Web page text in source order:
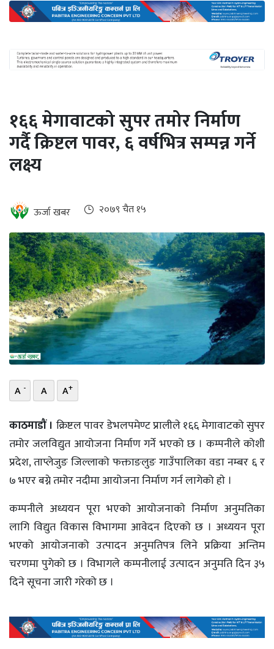
ऊर्जा
दक्षता
खबर
हरित
हाइड्रोजन
सम्पादकीय
बैंक
पर्यटन
भिडियो
छापा
खोज
प्रोफाइल
ऊर्जा
विशेष
१६६ मेगावाटको सुपर तमोर निर्माण
गर्दै क्रिष्टल पावर, ६ वर्षभित्र सम्पन्न गर्ने
लक्ष्य
ऊर्जा खबर २०७९ चैत १५
A - A A+
काठमाडौं । क्रिष्टल पावर डेभलपमेण्ट प्रालीले १६६ मेगावाटको सुपर
तमोर जलविद्युत आयोजना निर्माण गर्ने भएको छ । कम्पनीले कोशी
प्रदेश, ताप्लेजुङ जिल्लाको फक्ताङलुङ गाउँपालिका वडा नम्बर ६ र
७ भएर बग्ने तमोर नदीमा आयोजना निर्माण गर्न लागेको हाे ।
कम्पनीले अध्ययन पूरा भएकाे आयोजनाकाे निर्माण अनुमतिका
लागि विद्युत विकास विभागमा आवेदन दिएको छ । अध्ययन पूरा
भएको आयोजनाको उत्पादन अनुमतिपत्र लिने प्रक्रिया अन्तिम
चरणमा पुगेको छ । विभागले कम्पनीलाई उत्पादन अनुमति दिन ३५
दिने सूचना जारी गरेको छ ।